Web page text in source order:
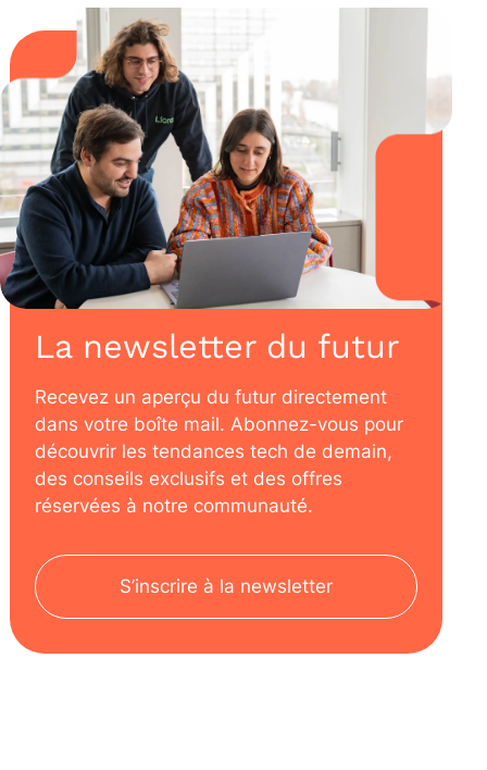
La newsletter du futur
Recevez un aperçu du futur directement
dans votre boîte mail. Abonnez-vous pour
découvrir les tendances tech de demain,
des conseils exclusifs et des offres
réservées à notre communauté.
S’inscrire à la newsletter